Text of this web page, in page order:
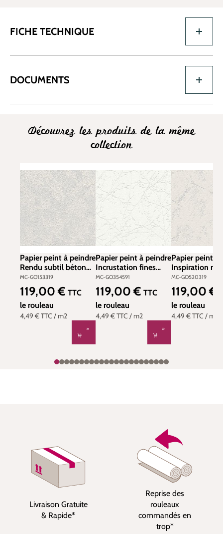
FICHE TECHNIQUE
DOCUMENTS
Découvrez les produits de la même
collection
Papier peint à peindre
Rendu subtil béton
ciré - GO 7 Solutions
de Montecolino | Réf.
MC-GO153319
MC-GO153319
4,49 €TTC / m2
Prix régulier :
119,00 € TTC
le rouleau
Papier peint à peindre
Incrustation fines
branches - GO 7
Solutions de
Montecolino | Réf.
MC-GO354591
MC-GO354591
4,49 €TTC / m2
Prix régulier :
119,00 € TTC
le rouleau
Papier peint à
Inspiration
béton ciré -
Solutions de
Montecolino |
MC-GO520319
MC-GO520319
4,49 €TTC / m2
Prix régulier :
119,00 €
le rouleau
Livraison Gratuite
& Rapide*
Reprise des
rouleaux
commandés en
trop*